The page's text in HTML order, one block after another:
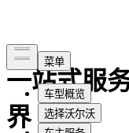
一站式服
界